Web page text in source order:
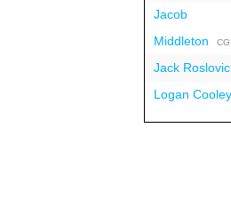
Jacob
Middleton
Jack Roslovic
Logan Cooley